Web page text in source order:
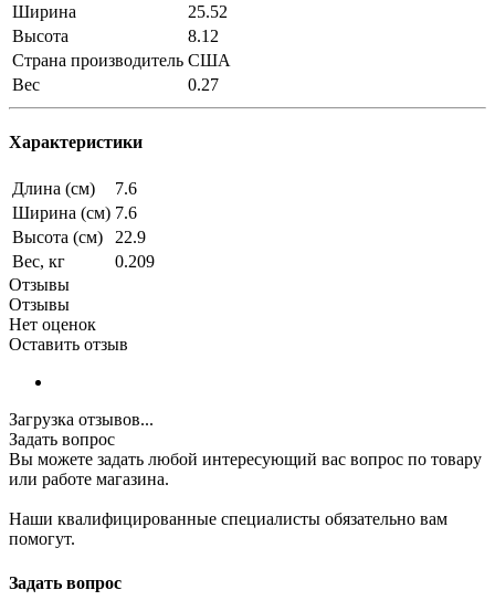
Ширина
25.52
Высота
8.12
Страна производитель США
Вес
0.27
Характеристики
Длина (см)
7.6
Ширина (см) 7.6
Высота (см)
22.9
Вес, кг
0.209
Отзывы
Отзывы
Нет оценок
Оставить отзыв
Загрузка отзывов...
Задать вопрос
Вы можете задать любой интересующий вас вопрос по товару
или работе магазина.
Наши квалифицированные специалисты обязательно вам
помогут.
Задать вопрос